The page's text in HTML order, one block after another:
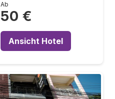
Ab
50 €
Ansicht Hotel